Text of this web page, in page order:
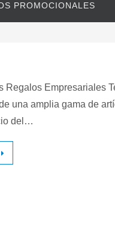
PROMOCIONALES
Regalos Empresariales
una amplia gama de
del…